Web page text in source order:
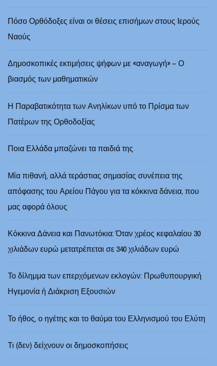
Πόσο Ορθόδοξες είναι οι θέσεις επισήμων στους Ιερούς
Ναούς
Δημοσκοπικές εκτιμήσεις ψήφων με «αναγωγή» – Ο
βιασμός των μαθηματικών
Η Παραβατικότητα των Ανηλίκων υπό το Πρίσμα των
Πατέρων της Ορθοδοξίας
Ποια Ελλάδα μπαζώνει τα παιδιά της
Μία πιθανή, αλλά τεράστιας σημασίας συνέπεια της
απόφασης του Αρείου Πάγου για τα κόκκινα δάνεια, που
μας αφορά όλους
Κόκκινα Δάνεια και Πανωτόκια: Όταν χρέος κεφαλαίου 30
χιλιάδων ευρώ μετατρέπεται σε 340 χιλιάδων ευρώ
Το δίλημμα των επερχόμενων εκλογών: Πρωθυπουργική
Ηγεμονία ή Διάκριση Εξουσιών
Το ήθος, ο ηγέτης και το θαύμα του Ελληνισμού του Ελύτη
Τι (δεν) δείχνουν οι δημοσκοπήσεις